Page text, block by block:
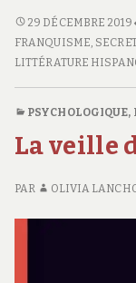
TOUTES
LES
VAGUES
29 DÉCEMBRE 2019
FRANQUISME,
LITTÉRATURE
PSYCHOLOGIQUE,
La veille
PAR OLIVIA